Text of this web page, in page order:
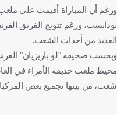
ورغم أن المباراة أقيمت على
بودابست، ورغم تتويج الفريق
العديد من أحداث الشغب.
وبحسب صحيفة "لو باريزيان"
محيط ملعب حديقة الأمراء في
شغب، من بينها تجميع بعض